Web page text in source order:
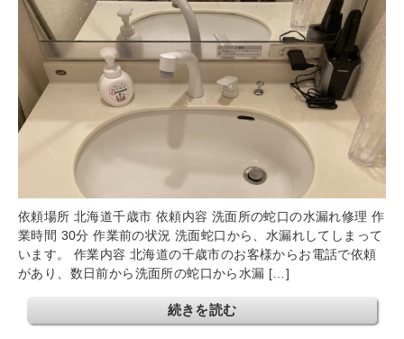
依頼場所 北海道千歳市 依頼内容 洗面所の蛇口の水漏れ修理 作
業時間 30分 作業前の状況 洗面蛇口から、水漏れしてしまって
います。 作業内容 北海道の千歳市のお客様からお電話で依頼
があり、数日前から洗面所の蛇口から水漏 […]
続きを読む